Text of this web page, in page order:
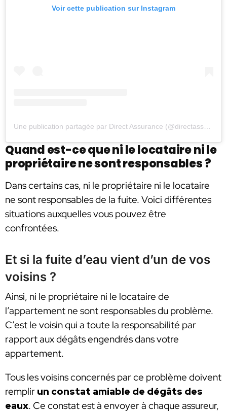
Voir cette publication sur Instagram
Quand est-ce que ni le locataire ni le
propriétaire ne sont responsables ?
Dans certains cas, ni le propriétaire ni le locataire
ne sont responsables de la fuite. Voici différentes
situations auxquelles vous pouvez être
confrontées.
Et si la fuite d’eau vient d’un de vos
voisins ?
Ainsi, ni le propriétaire ni le locataire de
l’appartement ne sont responsables du problème.
C’est le voisin qui a toute la responsabilité par
rapport aux dégâts engendrés dans votre
appartement.
Tous les voisins concernés par ce problème doivent
remplir un constat amiable de dégâts des
eaux. Ce constat est à envoyer à chaque assureur,